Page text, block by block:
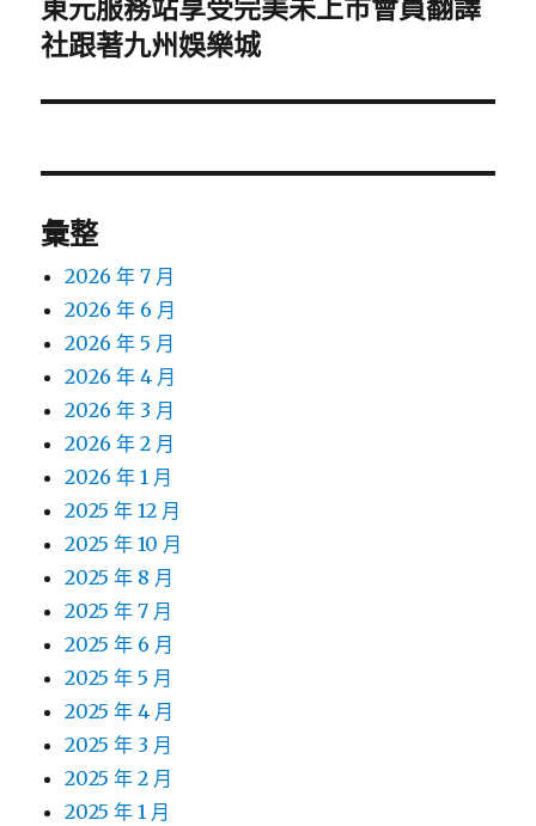
下
一
文
東元服務站享受完美未上市會員翻譯
社跟著九州娛樂城
彙整
2026 年 7 月
2026 年 6 月
2026 年 5 月
2026 年 4 月
2026 年 3 月
2026 年 2 月
2026 年 1 月
2025 年 12 月
2025 年 10 月
2025 年 8 月
2025 年 7 月
2025 年 6 月
2025 年 5 月
2025 年 4 月
2025 年 3 月
2025 年 2 月
2025 年 1 月